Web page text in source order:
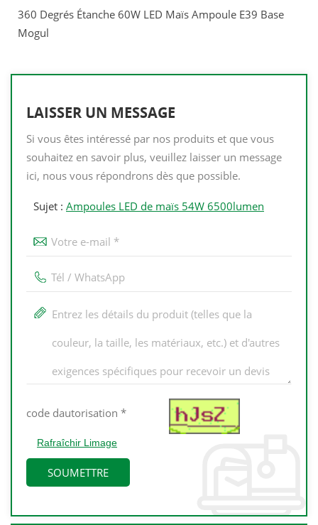
360 Degrés Étanche 60W LED Maïs Ampoule E39 Base
Mogul
LAISSER UN MESSAGE
Si vous êtes intéressé par nos produits et que vous
souhaitez en savoir plus, veuillez laisser un message
ici, nous vous répondrons dès que possible.
Sujet : Ampoules LED de maïs 54W 6500lumen
Rafraîchir Limage